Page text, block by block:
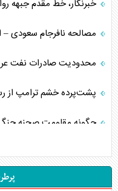
خبرنگار، خط مقدم جبهه
مصالحه نافرجام سعودی –
محدودیت صادرات نفت
پشت‌پرده خشم ترامپ از
چگونه مقاومت صحنه جنگ
جنگ رمضان و معضل حضور
تحلیل جامع پدیده